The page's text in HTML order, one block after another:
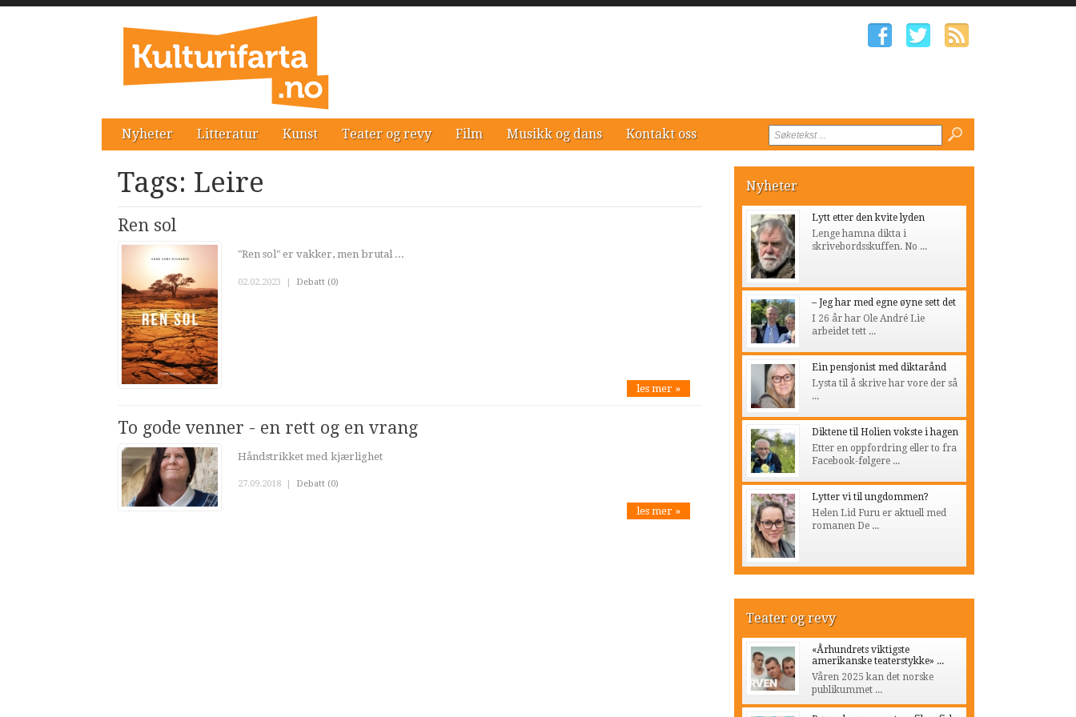
Nyheter Litteratur Kunst Teater og revy Film Musikk og dans Kontakt oss
Tags: Leire
Ren sol
"Ren sol" er vakker, men brutal ...
02.02.2023 | Debatt (0)
les mer »
To gode venner - en rett og en vrang
Håndstrikket med kjærlighet
27.09.2018 Debatt (0)
les mer »
Nyheter
Lytt etter den kvite lyden
Lenge hamna dikta i
skrivebordsskuffen. No ...
– Jeg har med egne øyne sett det
I 26 år har Ole André Lie
arbeidet tett ...
Ein pensjonist med diktarånd
Lysta til å skrive har vore der så
...
Diktene til Holien vokste i hagen
Etter en oppfordring eller to fra
Facebook-følgere ...
Lytter vi til ungdommen?
Helen Lid Furu er aktuell med
romanen De ...
Teater og revy
«Århundrets viktigste
amerikanske teaterstykke» ...
Våren 2025 kan det norske
publikummet ...